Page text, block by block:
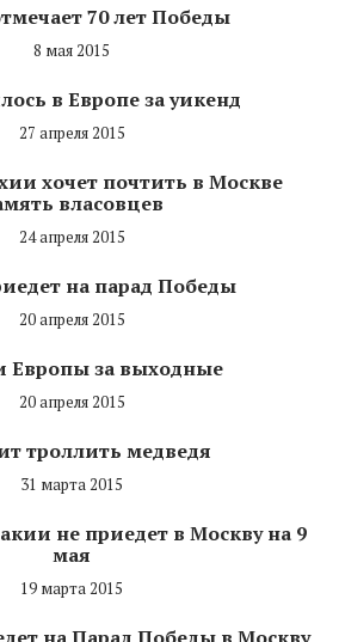
70 лет Победы
8 мая 2015
в Европе за уикенд
27 апреля 2015
хочет почтить в Москве
власовцев
24 апреля 2015
на парад Победы
20 апреля 2015
Европы за выходные
20 апреля 2015
троллить медведя
31 марта 2015
не приедет в Москву на 9
мая
19 марта 2015